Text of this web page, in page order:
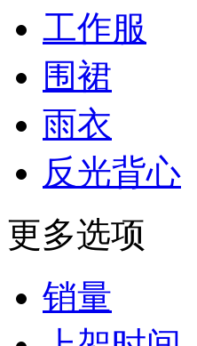
工作服
围裙
雨衣
反光背心
更多选项
销量